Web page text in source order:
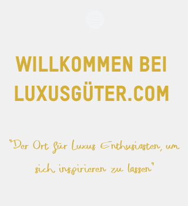
WILLKOMMEN BEI
LUXUSGÜTER.COM
"Der Ort für Luxus Enthusiasten, um
sich inspirieren zu lassen"